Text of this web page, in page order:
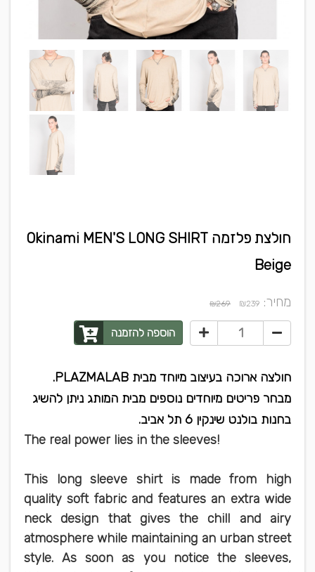
חולצת פלזמה Okinami MEN'S LONG SHIRT
Beige
מחיר: ₪239
₪269
הוספה להזמנה
חולצה ארוכה בעיצוב מיוחד מבית PLAZMALAB.
מבחר פריטים מיוחדים נוספים מבית המותג ניתן להשיג
בחנות בולנט שינקין 6 תל אביב.
The real power lies in the sleeves!
This long sleeve shirt is made from high
quality soft fabric and features an extra wide
neck design that gives the chill and airy
atmosphere while maintaining an urban street
style. As soon as you notice the sleeves,